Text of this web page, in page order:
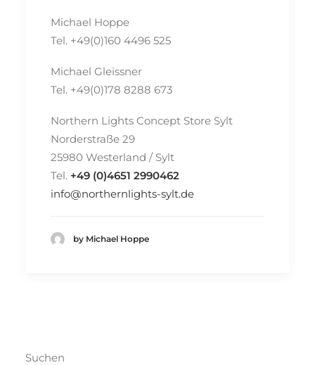
Michael Hoppe
Tel. +49(0)160 4496 525
Michael Gleissner
Tel. +49(0)178 8288 673
Northern Lights Concept Store Sylt
Norderstraße 29
25980 Westerland / Sylt
Tel. +49 (0)4651 2990462
info@northernlights-sylt.de
by Michael Hoppe
Suchen